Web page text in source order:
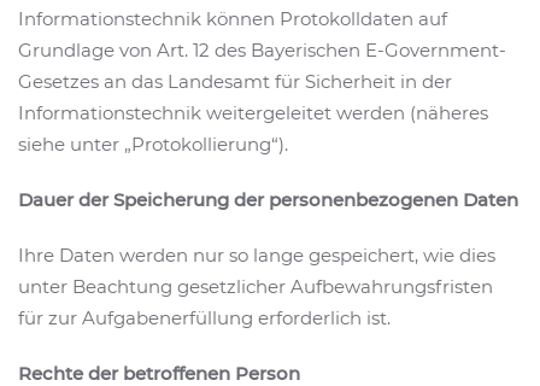
Informationstechnik können Protokolldaten auf
Grundlage von Art. 12 des Bayerischen E-Government-
Gesetzes an das Landesamt für Sicherheit in der
Informationstechnik weitergeleitet werden (näheres
siehe unter „Protokollierung“).
Dauer der Speicherung der personenbezogenen Daten
Ihre Daten werden nur so lange gespeichert, wie dies
unter Beachtung gesetzlicher Aufbewahrungsfristen
für zur Aufgabenerfüllung erforderlich ist.
Rechte der betroffenen Person